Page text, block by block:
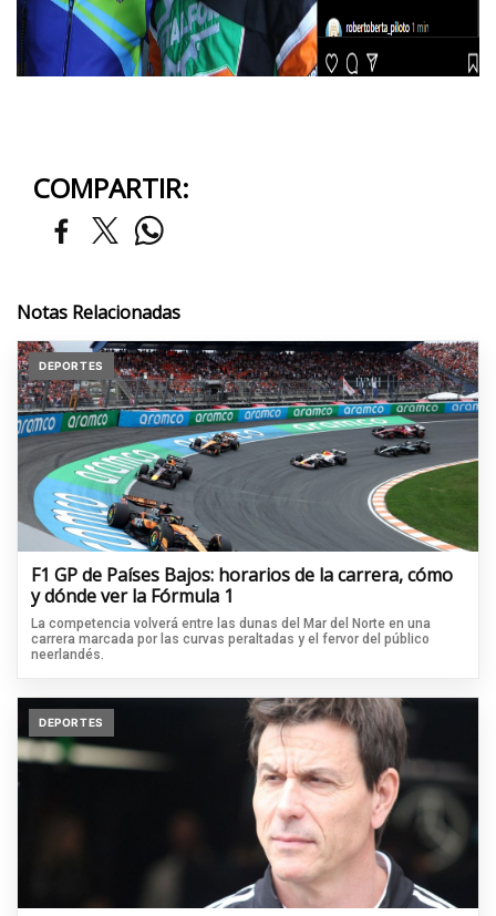
COMPARTIR:
Notas Relacionadas
DEPORTES
F1 GP de Países Bajos: horarios de la carrera, cómo
y dónde ver la Fórmula 1
La competencia volverá entre las dunas del Mar del Norte en una
carrera marcada por las curvas peraltadas y el fervor del público
neerlandés.
DEPORTES